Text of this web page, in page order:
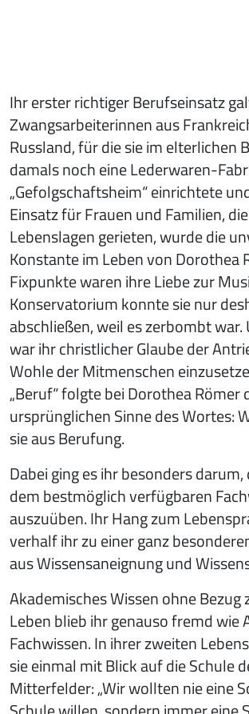
Ihr erster richtiger Berufseinsatz
Zwangsarbeiterinnen aus
Russland, für die sie im elterlichen
damals noch eine Lederwaren-
„Gefolgschaftsheim“ einrichtete
Einsatz für Frauen und Familien,
Lebenslagen gerieten, wurde die
Konstante im Leben von Dorothea
Fixpunkte waren ihre Liebe zur
Konservatorium konnte sie nur
abschließen, weil es zerbombt war.
war ihr christlicher Glaube der
Wohle der Mitmenschen
„Beruf“ folgte bei Dorothea Römer
ursprünglichen Sinne des Wortes:
sie aus Berufung.
Dabei ging es ihr besonders
dem bestmöglich verfügbaren
auszuüben. Ihr Hang zum
verhalf ihr zu einer ganz
aus Wissensaneignung und
Akademisches Wissen ohne Bezug
Leben blieb ihr genauso fremd wie
Fachwissen. In ihrer zweiten
sie einmal mit Blick auf die Schule
Mitterfelder: „Wir wollten nie eine